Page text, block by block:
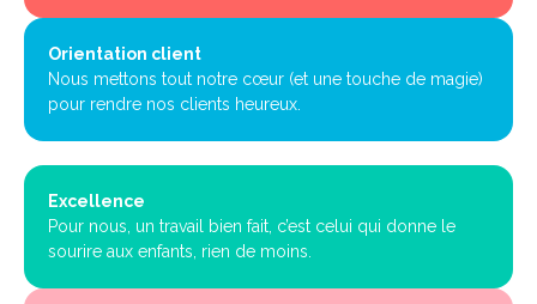
Orientation client
Nous mettons tout notre cœur (et une touche de magie)
pour rendre nos clients heureux.
Excellence
Pour nous, un travail bien fait, c’est celui qui donne le
sourire aux enfants, rien de moins.